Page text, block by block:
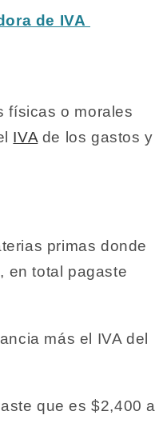
de IVA
físicas o morales
IVA de los gastos y
primas donde
en total pagaste
más el IVA del
que es $2,400 a